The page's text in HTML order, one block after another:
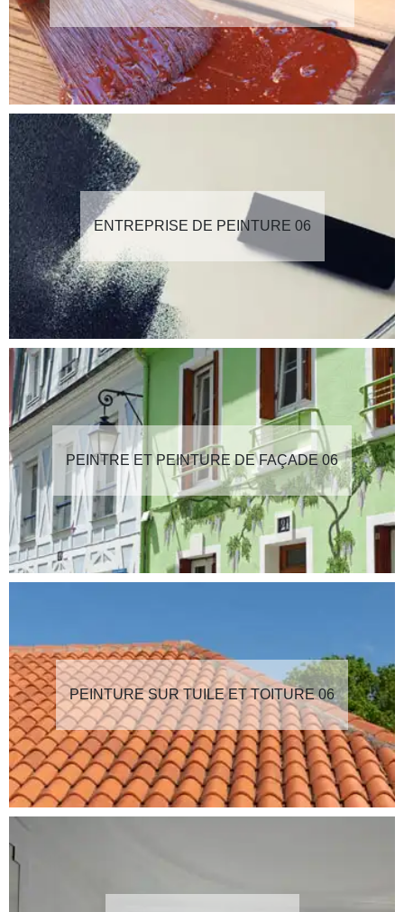
ENTREPRISE DE PEINTURE 06
PEINTRE ET PEINTURE DE FAÇADE 06
PEINTURE SUR TUILE ET TOITURE 06